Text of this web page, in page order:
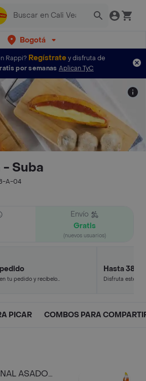
Bogotá
Rappi? Regístratey disfruta de
por semanas Aplican TyC
- Suba
A-04
Envío
Gratis
(nuevos usuarios)
tu pedido y recíbelo
Hasta 38%
Disfruta este
PICAR COMBOS PARA
ASADO